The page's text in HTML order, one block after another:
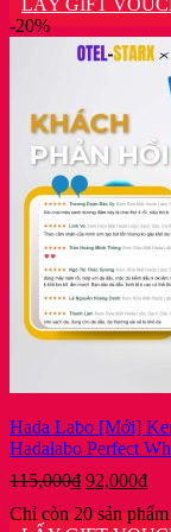
là:
380,000₫.
-20%
Hada Labo [Mới]
Hadalabo Perfect
115,000₫ Giá
là:
92,000₫Giá
hiện
tại
Chỉ còn 20 sản phẩm